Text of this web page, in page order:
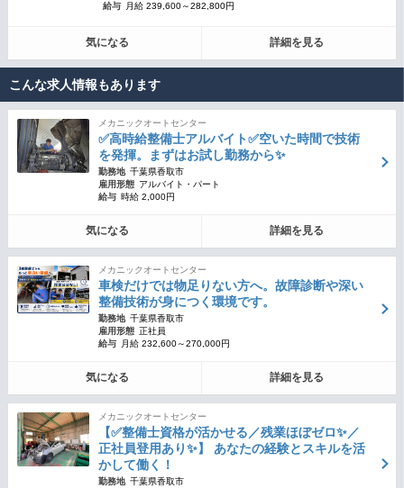
給与
月給 239,600～282,800円
気になる 詳細を見る
こんな求人情報もあります
メカニックオートセンター
✅高時給整備士アルバイト✅空いた時間で技術
を発揮。まずはお試し勤務から✨
勤務地 千葉県香取市
雇用形態 アルバイト・パート
給与 時給 2,000円
気になる 詳細を見る
メカニックオートセンター
車検だけでは物足りない方へ。故障診断や深い
整備技術が身につく環境です。
勤務地 千葉県香取市
雇用形態 正社員
給与
月給 232,600～270,000円
気になる 詳細を見る
メカニックオートセンター
【✅整備士資格が活かせる／残業ほぼゼロ✨／
正社員登用あり✨】 あなたの経験とスキルを活
かして働く！
勤務地 千葉県香取市